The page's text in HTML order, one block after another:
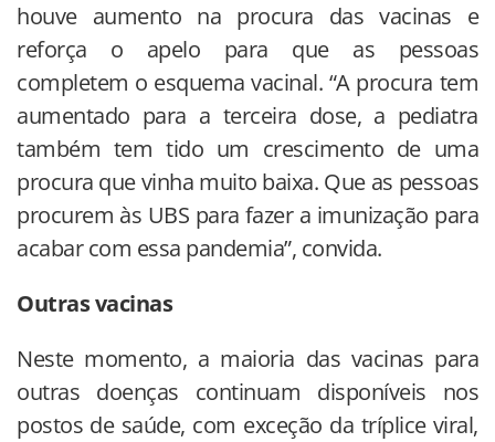
houve aumento na procura das vacinas e
reforça o apelo para que as pessoas
completem o esquema vacinal. “A procura tem
aumentado para a terceira dose, a pediatra
também tem tido um crescimento de uma
procura que vinha muito baixa. Que as pessoas
procurem às UBS para fazer a imunização para
acabar com essa pandemia”, convida.
Outras vacinas
Neste momento, a maioria das vacinas para
outras doenças continuam disponíveis nos
postos de saúde, com exceção da tríplice viral,